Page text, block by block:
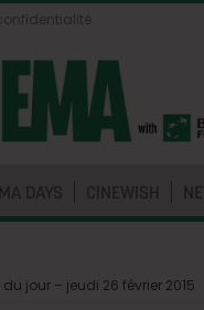
DAYS CINEWISH
jour – jeudi 26 février 2015